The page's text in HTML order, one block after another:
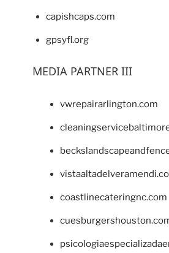
capishcaps.com
gpsyfl.org
MEDIA PARTNER III
vwrepairarlington.com
coastlinecateringnc.com